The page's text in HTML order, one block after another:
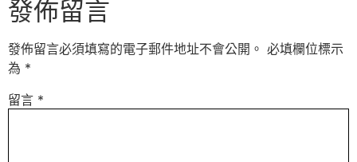
發佈留言
發佈留言必須填寫的電子郵件地址不會公開。 必填欄位標示
為 *
留言 *